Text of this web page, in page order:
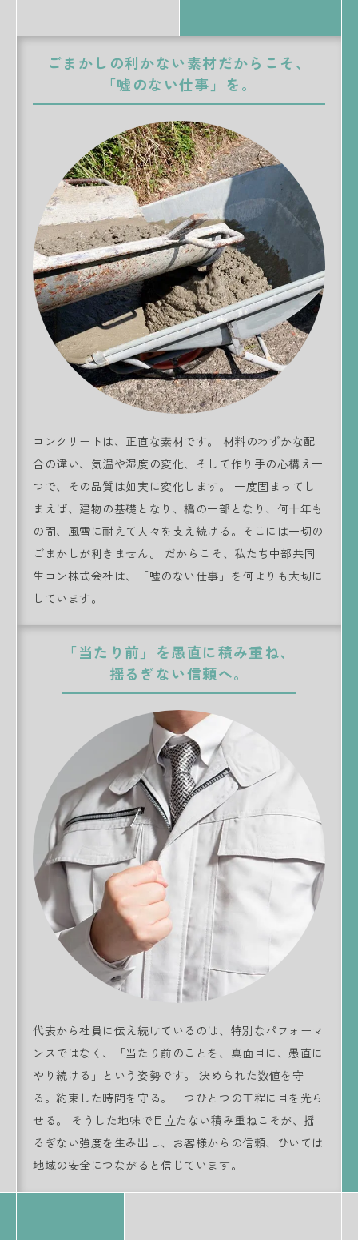
ごまかしの利かない素材だからこそ、
「嘘のない仕事」を。
コンクリートは、正直な素材です。 材料のわずかな配
合の違い、気温や湿度の変化、そして作り手の心構え一
つで、その品質は如実に変化します。 一度固まってし
まえば、建物の基礎となり、橋の一部となり、何十年も
の間、風雪に耐えて人々を支え続ける。そこには一切の
ごまかしが利きません。 だからこそ、私たち中部共同
生コン株式会社は、「嘘のない仕事」を何よりも大切に
しています。
「当たり前」を愚直に積み重ね、
揺るぎない信頼へ。
代表から社員に伝え続けているのは、特別なパフォーマ
ンスではなく、「当たり前のことを、真面目に、愚直に
やり続ける」という姿勢です。 決められた数値を守
る。約束した時間を守る。一つひとつの工程に目を光ら
せる。 そうした地味で目立たない積み重ねこそが、揺
るぎない強度を生み出し、お客様からの信頼、ひいては
地域の安全につながると信じています。